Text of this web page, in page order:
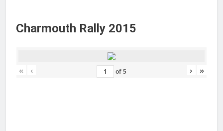
Charmouth Rally 2015
« ‹ of5 › »